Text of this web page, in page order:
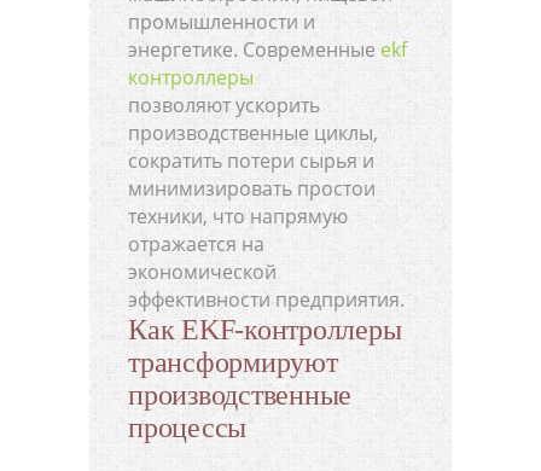
промышленности и
энергетике. Современные ekf
контроллеры
позволяют ускорить
производственные циклы,
сократить потери сырья и
минимизировать простои
техники, что напрямую
отражается на
экономической
эффективности предприятия.
Как EKF-контроллеры
трансформируют
производственные
процессы